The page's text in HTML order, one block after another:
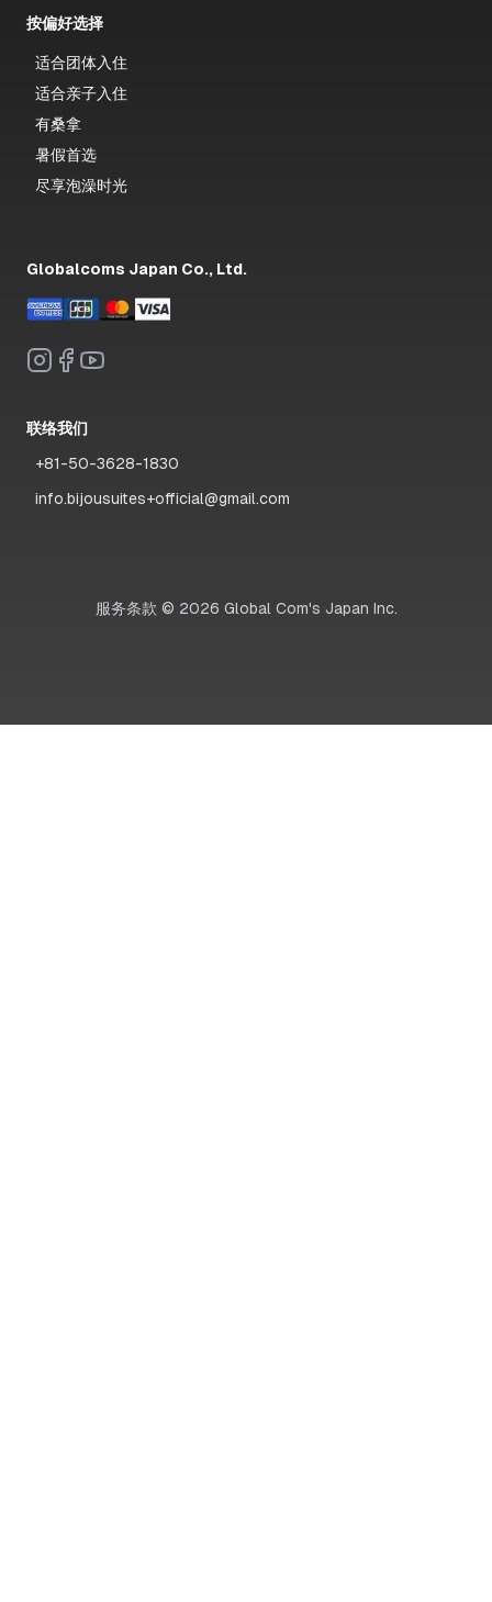
按偏好选择
适合团体入住
适合亲子入住
有桑拿
暑假首选
尽享泡澡时光
Globalcoms Japan Co., Ltd.
联络我们
+81-50-3628-1830
info.bijousuites+official@gmail.com
服务条款 © 2026 Global Com's Japan Inc.